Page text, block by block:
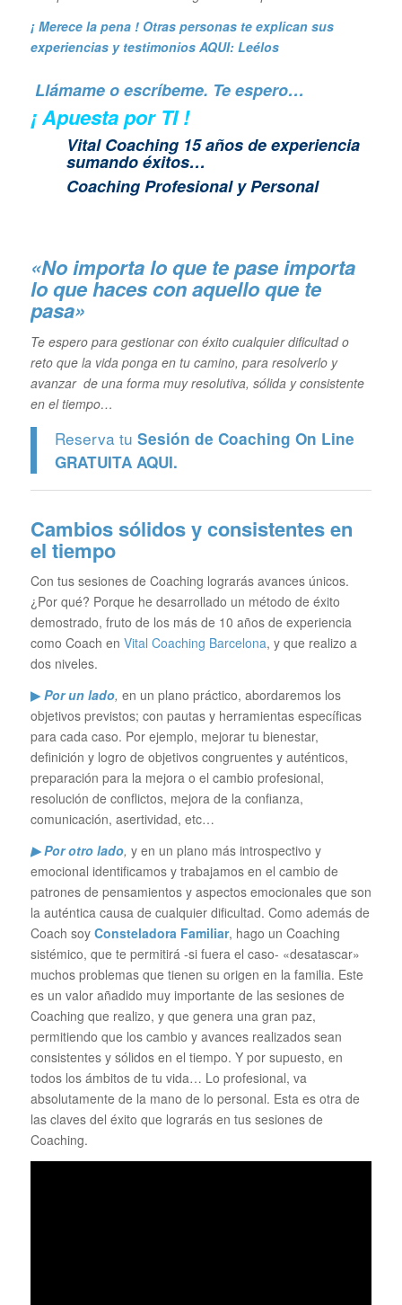
¡ Merece la pena ! Otras personas te explican sus
experiencias y testimonios AQUI: Leélos
Llámame o escríbeme. Te espero…
¡ Apuesta por TI !
Vital Coaching 15 años de experiencia
sumando éxitos…
Coaching Profesional y Personal
«No importa lo que te pase importa
lo que haces con aquello que te
pasa»
Te espero para gestionar con éxito cualquier dificultad o
reto que la vida ponga en tu camino, para resolverlo y
avanzar de una forma muy resolutiva, sólida y consistente
en el tiempo…
Reserva tu Sesión de Coaching On Line
GRATUITA AQUI.
Cambios sólidos y consistentes en
el tiempo
Con tus sesiones de Coaching lograrás avances únicos.
¿Por qué? Porque he desarrollado un método de éxito
demostrado, fruto de los más de 10 años de experiencia
como Coach en Vital Coaching Barcelona, y que realizo a
dos niveles.
▶Por un lado, en un plano práctico, abordaremos los
objetivos previstos; con pautas y herramientas específicas
para cada caso. Por ejemplo, mejorar tu bienestar,
definición y logro de objetivos congruentes y auténticos,
preparación para la mejora o el cambio profesional,
resolución de conflictos, mejora de la confianza,
comunicación, asertividad, etc…
▶ Por otro lado, y en un plano más introspectivo y
emocional identificamos y trabajamos en el cambio de
patrones de pensamientos y aspectos emocionales que son
la auténtica causa de cualquier dificultad. Como además de
Coach soy Consteladora Familiar, hago un Coaching
sistémico, que te permitirá -si fuera el caso- «desatascar»
muchos problemas que tienen su origen en la familia. Este
es un valor añadido muy importante de las sesiones de
Coaching que realizo, y que genera una gran paz,
permitiendo que los cambio y avances realizados sean
consistentes y sólidos en el tiempo. Y por supuesto, en
todos los ámbitos de tu vida… Lo profesional, va
absolutamente de la mano de lo personal. Esta es otra de
las claves del éxito que lograrás en tus sesiones de
Coaching.